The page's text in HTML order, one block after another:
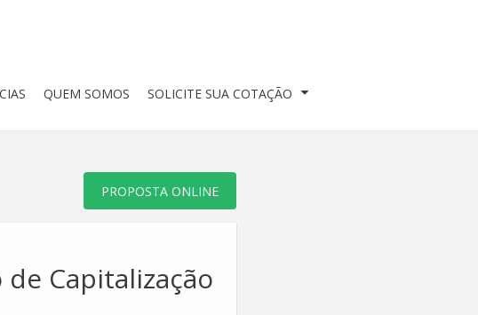
QUEM SOMOS SOLICITE SUA COTAÇÃO
PROPOSTA ONLINE
de Capitalização